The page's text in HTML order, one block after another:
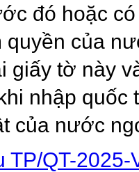
đó hoặc
quyền của
giấy tờ này
nhập quốc
của nước
TP/QT-